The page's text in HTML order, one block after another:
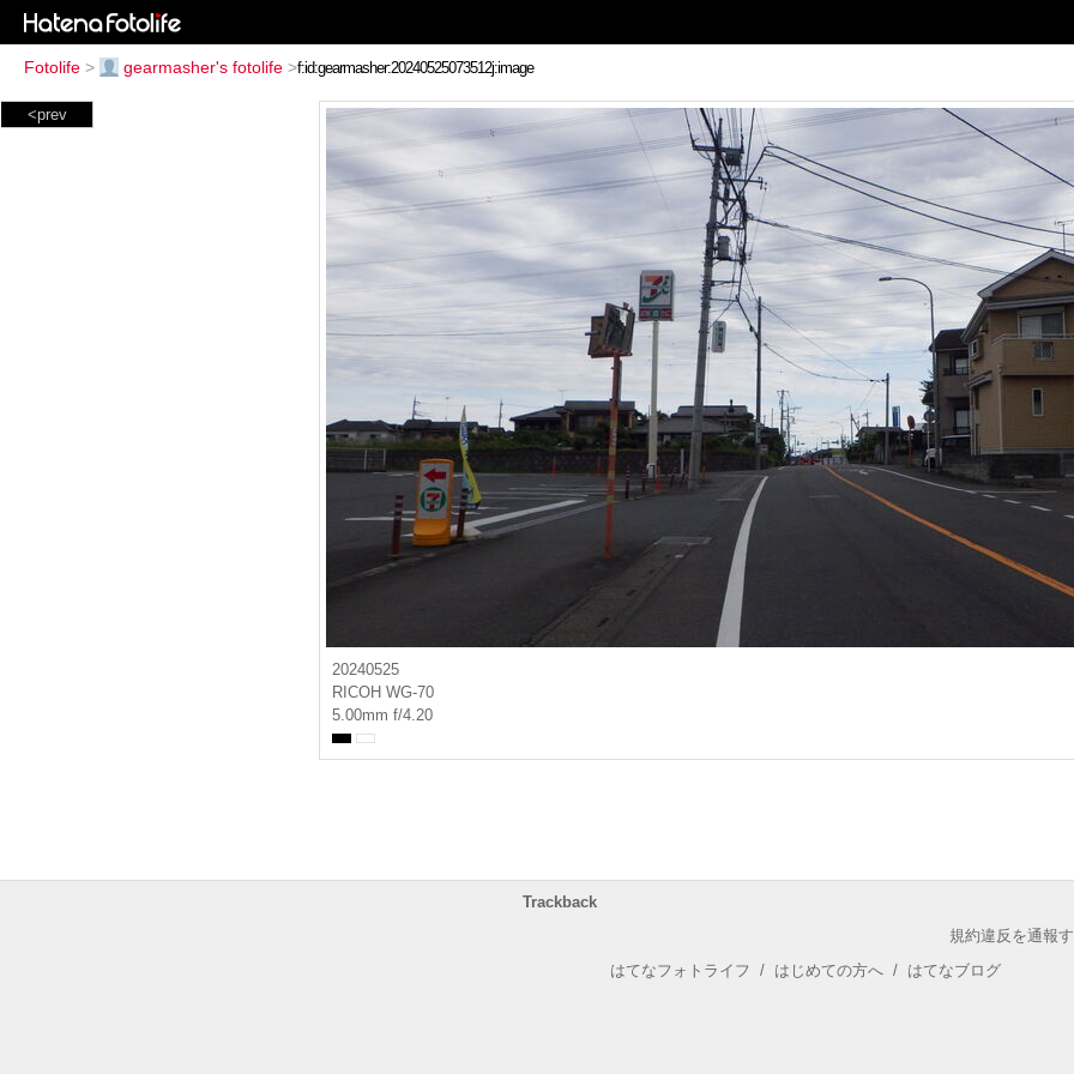
Fotolife > gearmasher's fotolife >
<prev
20240525
RICOH WG-70
5.00mm f/4.20
Trackback
規約違反を通報
はてなフォトライフ / はじめての方へ / はてなブログ